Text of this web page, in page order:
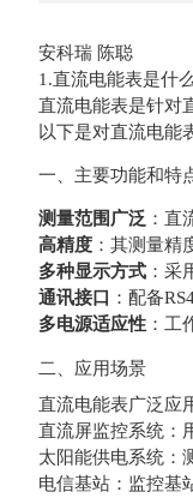
安科瑞 陈聪
1.直流电能表是什
直流电能表是针对
以下是对直流电能
一、主要功能和特
测量范围广泛 ：直
高精度 ：其测量精
多种显示方式 ：采
通讯接口 ：配备
多电源适应性 ：工
二、应用场景
直流电能表广泛应
直流屏监控系统：
太阳能供电系统：
电信基站：监控基